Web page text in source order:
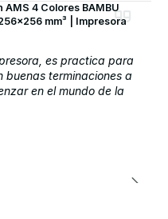
AMS 4 Colores BAMBU
mm³ | Impresora
es practica para
buenas terminaciones a
en el mundo de la